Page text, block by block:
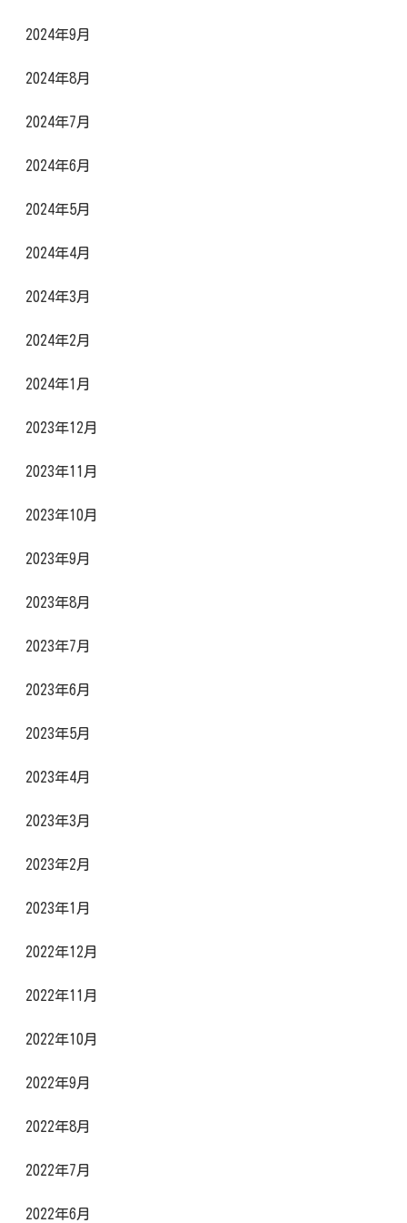
2024年9月
2024年8月
2024年7月
2024年6月
2024年5月
2024年4月
2024年3月
2024年2月
2024年1月
2023年12月
2023年11月
2023年10月
2023年9月
2023年8月
2023年7月
2023年6月
2023年5月
2023年4月
2023年3月
2023年2月
2023年1月
2022年12月
2022年11月
2022年10月
2022年9月
2022年8月
2022年7月
2022年6月